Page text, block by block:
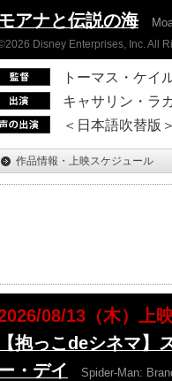
アナと伝説の海
Disney Enterprises, Inc. All
トーマス・ケイ
キャサリン・ラ
＜日本語吹替版
作品情報・上映スケジュール
08/13（木）上
【抱っこdeシネマ】
・デイ
Spider-Man: